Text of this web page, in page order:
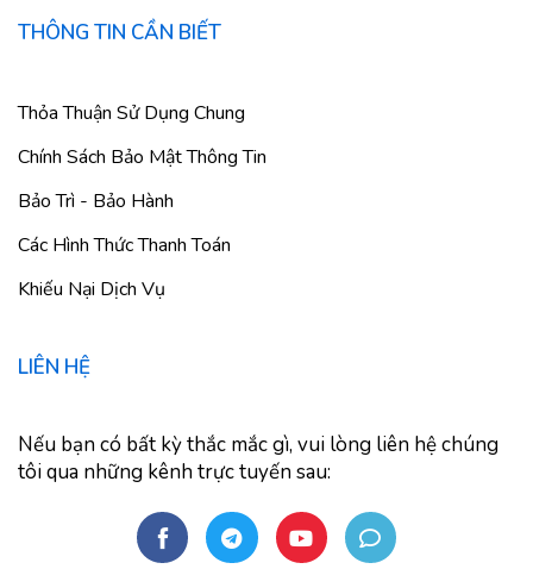
THÔNG TIN CẦN BIẾT
Thỏa Thuận Sử Dụng Chung
Chính Sách Bảo Mật Thông Tin
Bảo Trì - Bảo Hành
Các Hình Thức Thanh Toán
Khiếu Nại Dịch Vụ
LIÊN HỆ
Nếu bạn có bất kỳ thắc mắc gì, vui lòng liên hệ chúng
tôi qua những kênh trực tuyến sau: